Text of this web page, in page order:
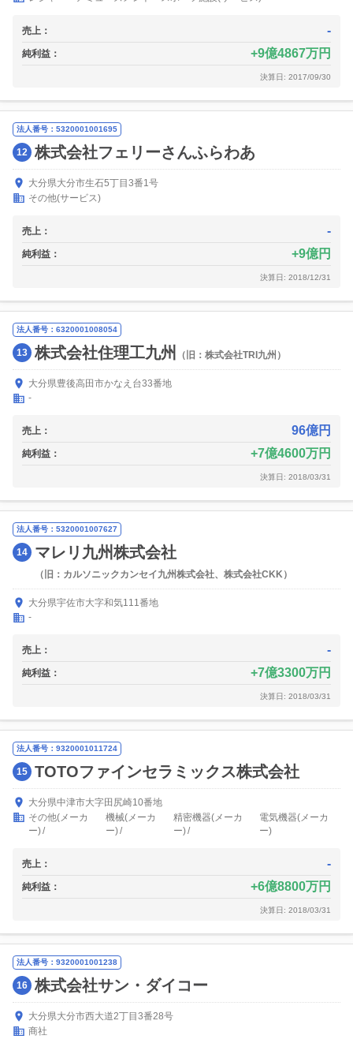
売上： -
純利益： 9億4867万円
決算日: 2017/09/30
法人番号：5320001001695
12 株式会社フェリーさんふらわあ
大分県大分市生石5丁目3番1号
その他(サービス)
売上： -
純利益： 9億円
決算日: 2018/12/31
法人番号：6320001008054
13 株式会社住理工九州 （旧：株式会社TRI九州）
大分県豊後高田市かなえ台33番地
-
売上： 96億円
純利益： 7億4600万円
決算日: 2018/03/31
法人番号：5320001007627
14 マレリ九州株式会社
（旧：カルソニックカンセイ九州株式会社、株式会社CKK）
大分県宇佐市大字和気111番地
-
売上： -
純利益： 7億3300万円
決算日: 2018/03/31
法人番号：9320001011724
15 TOTOファインセラミックス株式会社
大分県中津市大字田尻崎10番地
その他(メーカ
ー)
機械(メーカ
ー)
精密機器(メーカ
ー)
電気機器(メーカ
ー)
売上： -
純利益： 6億8800万円
決算日: 2018/03/31
法人番号：9320001001238
16 株式会社サン・ダイコー
大分県大分市西大道2丁目3番28号
商社